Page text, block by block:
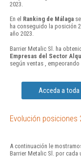
2023.
En el Ranking de Málaga
ha conseguido la posición
año 2023.
Barrier Metalic Sl. ha
Empresas del Sector
según ventas ,
Acceda a toda
Evolución posiciones
A continuación le
Barrier Metalic Sl. por